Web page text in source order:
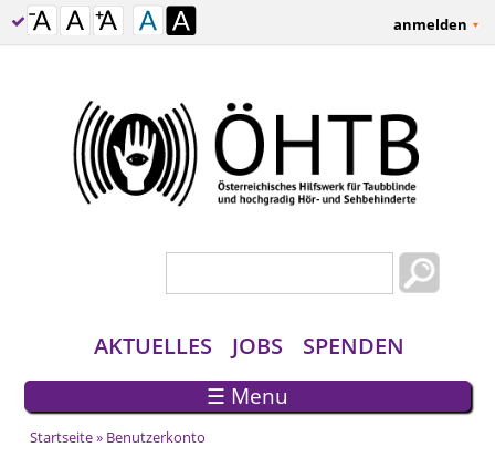
anmelden
Suche
AKTUELLES JOBS SPENDEN
☰ Menu
Sie sind hier
Startseite» Benutzerkonto